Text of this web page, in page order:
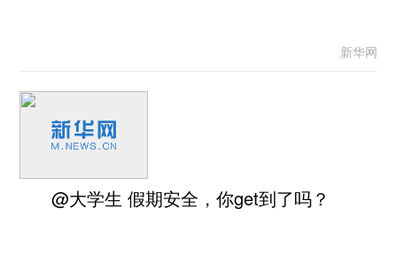
新华网
@大学生 假期安全，你get到了吗？